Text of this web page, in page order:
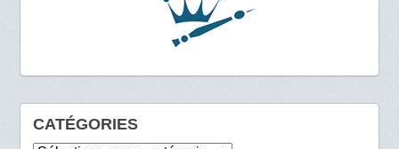
CATÉGORIES